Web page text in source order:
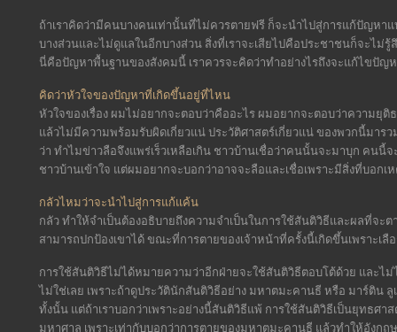
ถ้าเราคิดว่ามีคนบางคนเท่านั้นที่ไม่ควรตายฟรี ก็จะนำไปสู่การแก้ปัญห
บางส่วนและไม่ดูแลในอีกบางส่วน สิ่งที่เราจะเสียไปคือประชาชนก็จะไม่
นี่คือปัญหาพื้นฐานของสังคมนี้ เราควรจะคิดว่าทำอย่างไรถึงจะแก้ไขปัญ
คิดว่าหัวใจของปัญหาที่เกิดขึ้นอยู่ที่ไหน
หัวใจของเรื่อง ผมไม่อยากจะตอบว่าคืออะไร ผมอยากจะตอบว่าความยุติ
แล้วไม่มีความพร้อมรับผิดเกี่ยวแน่ ประวัติศาสตร์เกี่ยวแน่ ของพวกนี้มาร
ว่า ทำไมข่าวลือจึงแพร่เร็วเหลือเกิน ชาวบ้านเชื่อว่าคนนั้นจะมาบุก คน
ชาวบ้านเข้าใจ แต่ผมอยากจะบอกว่าอาจจะลือและเชื่อเพราะมีสิ่งที่บอก
กลัวไหมว่าจะนำไปสู่การแก้แค้น
กลัว ทำให้จำเป็นต้องอธิบายถึงความจำเป็นในการใช้สันติวิธีและผลที่จะ
สามารถปกป้องเขาได้ ขณะที่การตายของเจ้าหน้าที่ครั้งนี้เกิดขึ้นเพราะเ
การใช้สันติวิธีไม่ได้หมายความว่าอีกฝ่ายจะใช้สันติวิธีตอบโต้ด้วย และไ
ไม่ใช่เลย เพราะถ้าดูประวัตินักสันติวิธีอย่าง มหาตมะคานธี หรือ มาร์ติน
ทั้งนั้น แต่ถ้าเราบอกว่าเพราะอย่างนี้สันติวิธีแพ้ การใช้สันติวิธีเป็นยุทธศา
มหาศาล เพราะเท่ากับบอกว่าการตายของมหาตมะคานธี แล้วทำให้อังก